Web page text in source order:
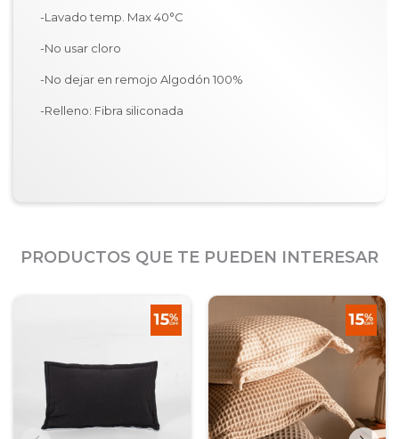
-Lavado temp. Max 40°C
-No usar cloro
-No dejar en remojo Algodón 100%
-Relleno: Fibra siliconada
PRODUCTOS QUE TE PUEDEN INTERESAR